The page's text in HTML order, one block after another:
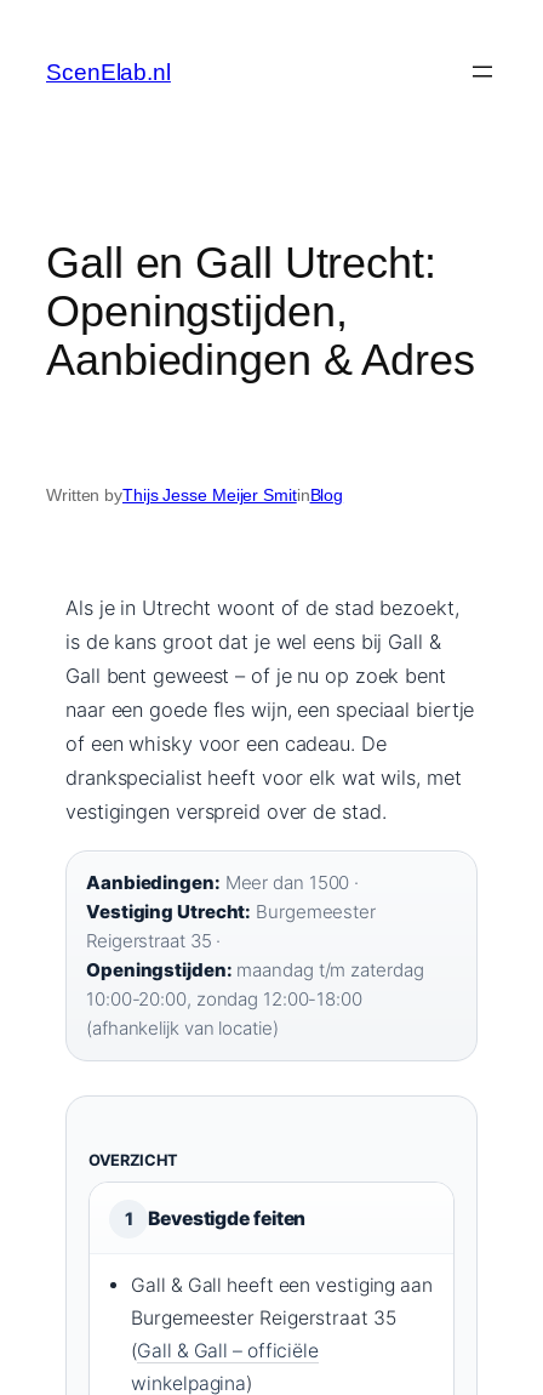
content
ScenElab.nl
Gall en Gall Utrecht:
Openingstijden,
Aanbiedingen & Adres
Written byThijs Jesse Meijer SmitinBlog
Als je in Utrecht woont of de stad bezoekt,
is de kans groot dat je wel eens bij Gall &
Gall bent geweest – of je nu op zoek bent
naar een goede fles wijn, een speciaal biertje
of een whisky voor een cadeau. De
drankspecialist heeft voor elk wat wils, met
vestigingen verspreid over de stad.
Aanbiedingen: Meer dan 1500 ·
Vestiging Utrecht: Burgemeester
Reigerstraat 35 ·
Openingstijden: maandag t/m zaterdag
10:00-20:00, zondag 12:00-18:00
(afhankelijk van locatie)
OVERZICHT
1 Bevestigde feiten
Gall & Gall heeft een vestiging aan
Burgemeester Reigerstraat 35
(Gall & Gall – officiële
winkelpagina)